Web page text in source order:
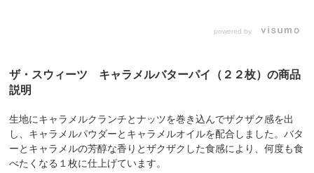
powered by
ザ・スウィーツ キャラメルバターパイ（２２枚）の商品
説明
生地にキャラメルクランチとナッツを巻き込んでザクザク感を出
し、キャラメルパウダーとキャラメルオイルを配合しました。バタ
ーとキャラメルの芳醇な香りとザクザクした食感により、何度も食
べたくなる１枚に仕上げています。